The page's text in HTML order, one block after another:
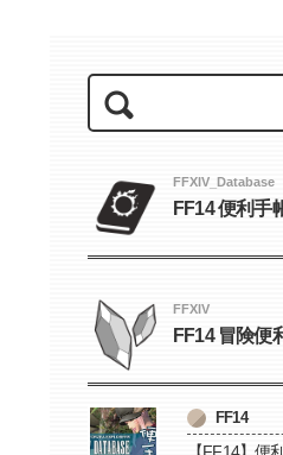
FFXIV_Database
FF14 便利手
FFXIV
FF14 冒険便
FF14
【FF14】便